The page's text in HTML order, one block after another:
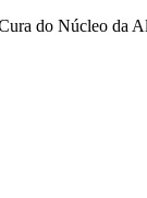
do Núcleo da